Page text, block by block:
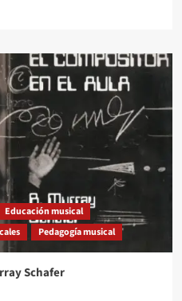
Educación musical
Pedagogía musical
Schafer